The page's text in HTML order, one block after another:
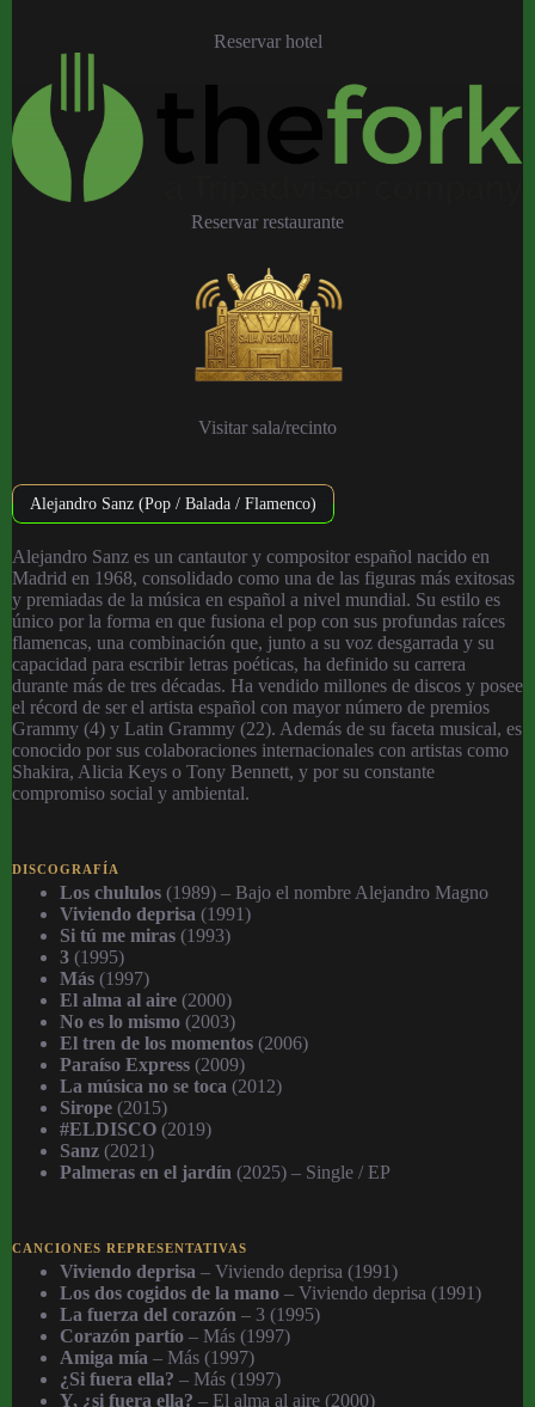
Reservar hotel
Reservar restaurante
Visitar sala/recinto
Alejandro Sanz (Pop / Balada / Flamenco)
Alejandro Sanz es un cantautor y compositor español nacido en
Madrid en 1968, consolidado como una de las figuras más exitosas
y premiadas de la música en español a nivel mundial. Su estilo es
único por la forma en que fusiona el pop con sus profundas raíces
flamencas, una combinación que, junto a su voz desgarrada y su
capacidad para escribir letras poéticas, ha definido su carrera
durante más de tres décadas. Ha vendido millones de discos y posee
el récord de ser el artista español con mayor número de premios
Grammy (4) y Latin Grammy (22). Además de su faceta musical, es
conocido por sus colaboraciones internacionales con artistas como
Shakira, Alicia Keys o Tony Bennett, y por su constante
compromiso social y ambiental.
DISCOGRAFÍA
Los chululos (1989) – Bajo el nombre Alejandro Magno
Viviendo deprisa (1991)
Si tú me miras (1993)
3 (1995)
Más (1997)
El alma al aire (2000)
No es lo mismo (2003)
El tren de los momentos (2006)
Paraíso Express (2009)
La música no se toca (2012)
Sirope (2015)
#ELDISCO (2019)
Sanz (2021)
Palmeras en el jardín (2025) – Single / EP
CANCIONES REPRESENTATIVAS
Viviendo deprisa – Viviendo deprisa (1991)
Los dos cogidos de la mano – Viviendo deprisa (1991)
La fuerza del corazón – 3 (1995)
Corazón partío – Más (1997)
Amiga mía – Más (1997)
¿Si fuera ella? – Más (1997)
Y, ¿si fuera ella? – El alma al aire (2000)